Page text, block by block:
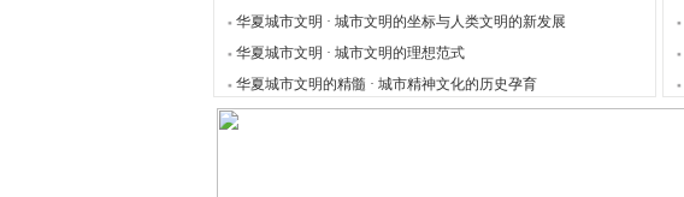
华夏城市文明 · 城市文明的坐标与人类文明的新发展
华夏城市文明 · 城市文明的理想范式
华夏城市文明的精髓 · 城市精神文化的历史孕育